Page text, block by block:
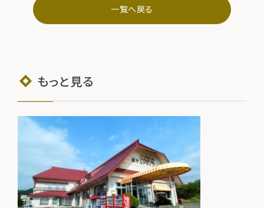
一覧へ戻る
もっと見る